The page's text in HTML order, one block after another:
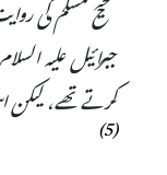
صحیح مسلم کی
جبرائیل علیہ
کرتے تھے،
(5)